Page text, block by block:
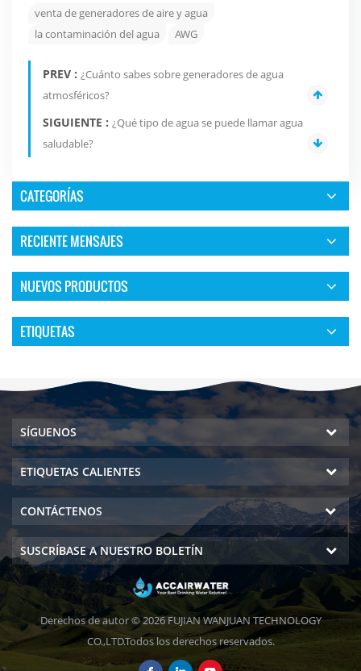
venta de generadores de aire y agua
la contaminación del agua
AWG
PREV : ¿Cuánto sabes sobre generadores de agua
atmosféricos?
SIGUIENTE : ¿Qué tipo de agua se puede llamar agua
saludable?
CATEGORÍAS
RECIENTE MENSAJES
NUEVOS PRODUCTOS
ETIQUETAS
SÍGUENOS
ETIQUETAS CALIENTES
CONTÁCTENOS
SUSCRÍBASE A NUESTRO BOLETÍN
Derechos de autor © 2026 FUJIAN WANJUAN TECHNOLOGY
CO.,LTD.Todos los derechos reservados.